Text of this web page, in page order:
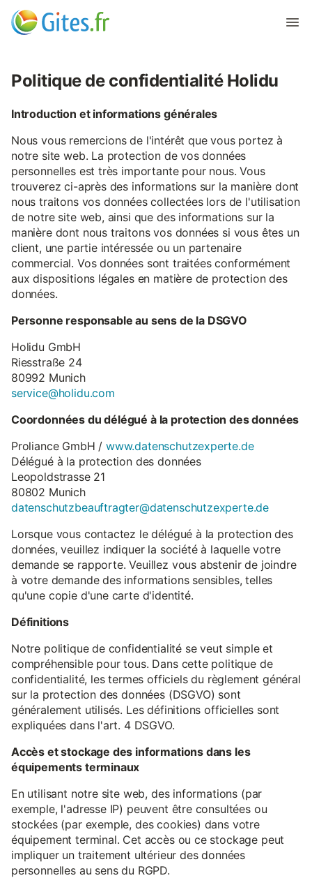
Politique de confidentialité Holidu
Introduction et informations générales
Nous vous remercions de l'intérêt que vous portez à
notre site web. La protection de vos données
personnelles est très importante pour nous. Vous
trouverez ci-après des informations sur la manière dont
nous traitons vos données collectées lors de l'utilisation
de notre site web, ainsi que des informations sur la
manière dont nous traitons vos données si vous êtes un
client, une partie intéressée ou un partenaire
commercial. Vos données sont traitées conformément
aux dispositions légales en matière de protection des
données.
Personne responsable au sens de la DSGVO
Holidu GmbH
Riesstraße 24
80992 Munich
service@holidu.com
Coordonnées du délégué à la protection des données
Proliance GmbH /www.datenschutzexperte.de
Délégué à la protection des données
Leopoldstrasse 21
80802 Munich
datenschutzbeauftragter@datenschutzexperte.de
Lorsque vous contactez le délégué à la protection des
données, veuillez indiquer la société à laquelle votre
demande se rapporte. Veuillez vous abstenir de joindre
à votre demande des informations sensibles, telles
qu'une copie d'une carte d'identité.
Définitions
Notre politique de confidentialité se veut simple et
compréhensible pour tous. Dans cette politique de
confidentialité, les termes officiels du règlement général
sur la protection des données (DSGVO) sont
généralement utilisés. Les définitions officielles sont
expliquées dans l'art. 4 DSGVO.
Accès et stockage des informations dans les
équipements terminaux
En utilisant notre site web, des informations (par
exemple, l'adresse IP) peuvent être consultées ou
stockées (par exemple, des cookies) dans votre
équipement terminal. Cet accès ou ce stockage peut
impliquer un traitement ultérieur des données
personnelles au sens du RGPD.